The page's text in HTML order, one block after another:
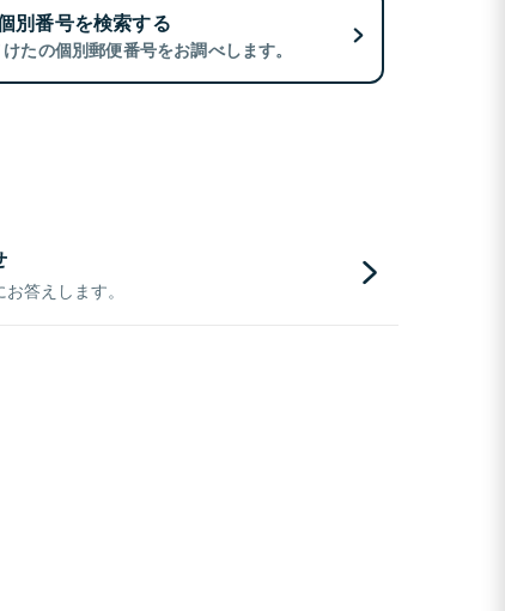
別番号を検索する
たの個別郵便番号をお調べします。
答えします。